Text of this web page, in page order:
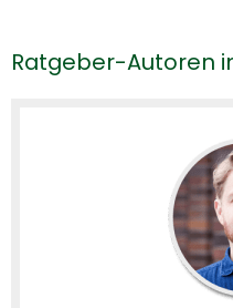
Ratgeber-Autoren